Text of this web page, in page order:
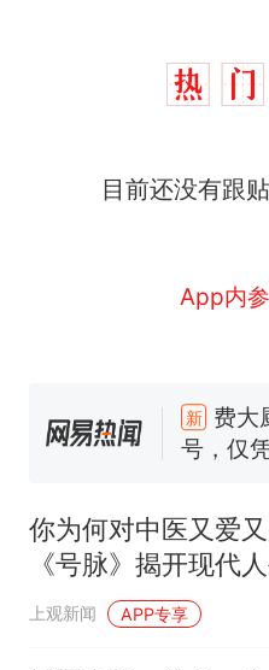
目前还没有跟
App内
新
费大
号，仅
窝，原
140多朵
美国渔
回大海
来源：
笔试第
你为何对中医又爱又
《号脉》揭开现代
困局
上观新闻 APP专享